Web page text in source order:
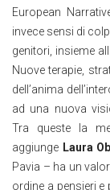
European
invece sensi di
genitori, insieme
Nuove terapie,
dell’anima
ad una nuova
Tra queste la
aggiunge Laura
Pavia – ha un
ordine a pensieri